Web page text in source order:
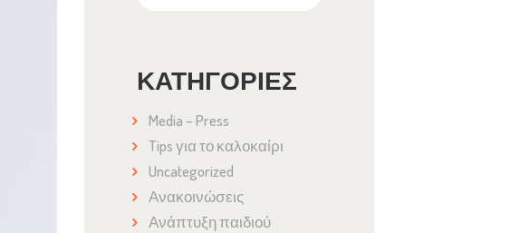
ΚΑΤΗΓΟΡΊΕΣ
Media – Press
Tips για το καλοκαίρι
Uncategorized
Ανακοινώσεις
Ανάπτυξη παιδιού